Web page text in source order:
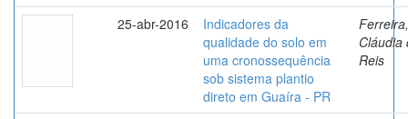
25-abr-2016
Indicadores da
qualidade do solo em
uma cronossequência
sob sistema plantio
direto em Guaíra - PR
Ferreira,
Cláudia
Reis